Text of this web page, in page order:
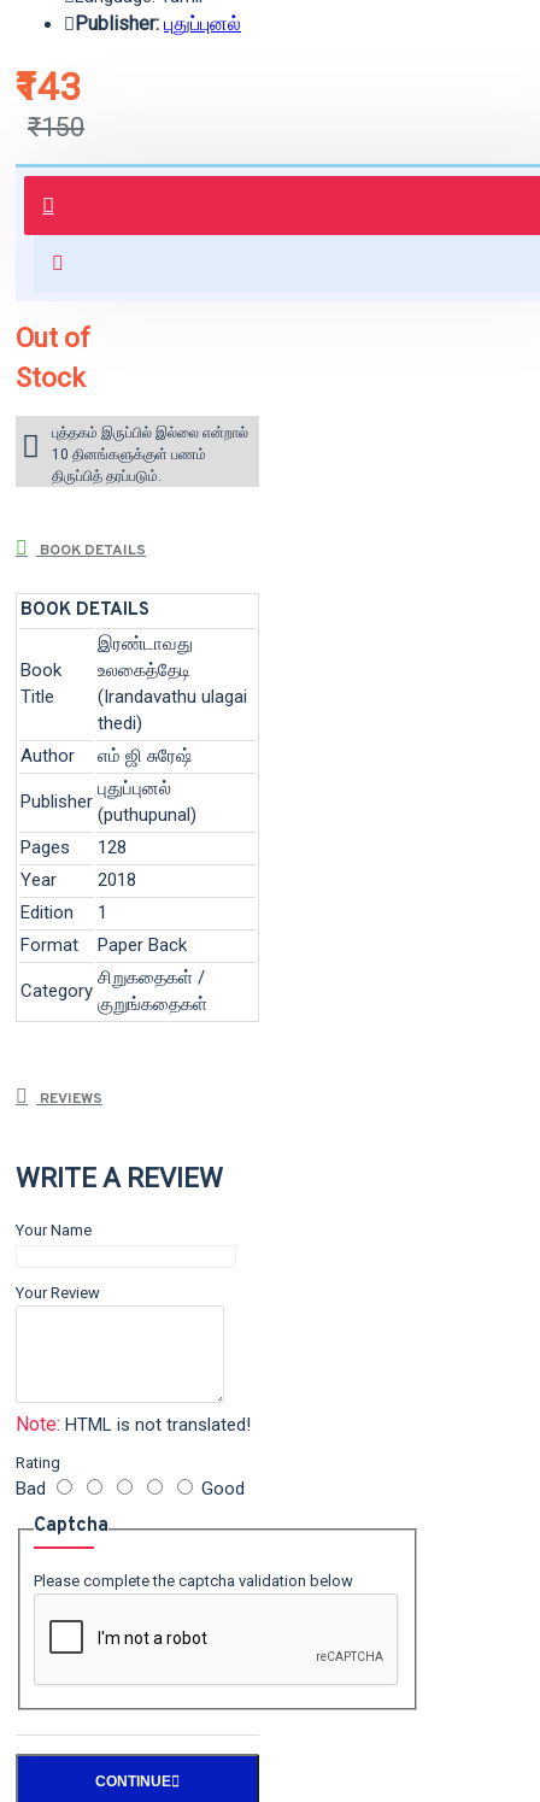
₹143
₹150
Publisher: புதுப்புனல்
புத்தகம் 3 - 7 நாட்களில் அனுப்பி
வைக்கப்படும்.
for orders above ₹1000 within
Out of
Stock
புத்தகம் இருப்பில் இல்லை என்றால்
10 தினங்களுக்குள் பணம்
திருப்பித் தரப்படும்.
BOOK DETAILS
BOOK DETAILS
Book
Title
இரண்டாவது
உலகைத்தேடி
(Irandavathu ulagai
thedi)
Author
எம் ஜி சுரேஷ்
Publisher
புதுப்புனல்
(puthupunal)
Pages
128
Year
2018
Edition
1
Format
Paper Back
Category
சிறுகதைகள் /
குறுங்கதைகள்
REVIEWS
WRITE A REVIEW
Your Name
Your Review
Note: HTML is not translated!
Rating
Bad Good
Captcha
Please complete the captcha validation below
CONTINUE